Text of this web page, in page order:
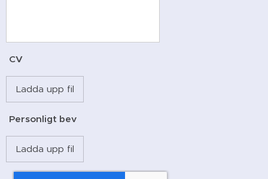
CV
Ladda upp fil
Personligt bev
Ladda upp fil